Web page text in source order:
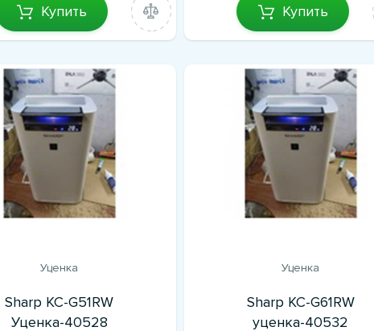
Купить Купить
Уценка
Sharp KC-G51RW
Уценка-40528
Уценка
Sharp KC-G61RW
уценка-40532